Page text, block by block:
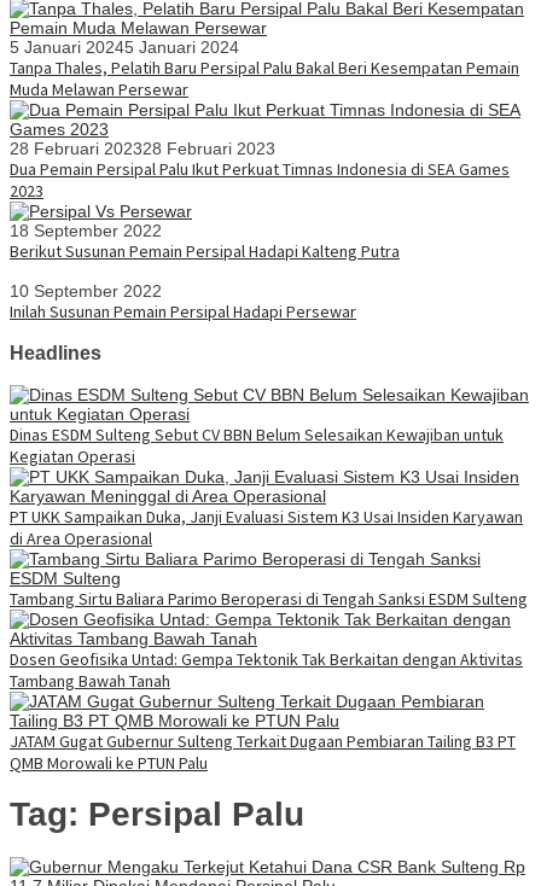
5 Januari 20245 Januari 2024
Tanpa Thales, Pelatih Baru Persipal Palu Bakal Beri Kesempatan Pemain
Muda Melawan Persewar
28 Februari 202328 Februari 2023
Dua Pemain Persipal Palu Ikut Perkuat Timnas Indonesia di SEA Games
2023
18 September 2022
Berikut Susunan Pemain Persipal Hadapi Kalteng Putra
10 September 2022
Inilah Susunan Pemain Persipal Hadapi Persewar
Headlines
Dinas ESDM Sulteng Sebut CV BBN Belum Selesaikan Kewajiban untuk
Kegiatan Operasi
PT UKK Sampaikan Duka, Janji Evaluasi Sistem K3 Usai Insiden Karyawan
di Area Operasional
Tambang Sirtu Baliara Parimo Beroperasi di Tengah Sanksi ESDM Sulteng
Dosen Geofisika Untad: Gempa Tektonik Tak Berkaitan dengan Aktivitas
Tambang Bawah Tanah
JATAM Gugat Gubernur Sulteng Terkait Dugaan Pembiaran Tailing B3 PT
QMB Morowali ke PTUN Palu
Tag: Persipal Palu